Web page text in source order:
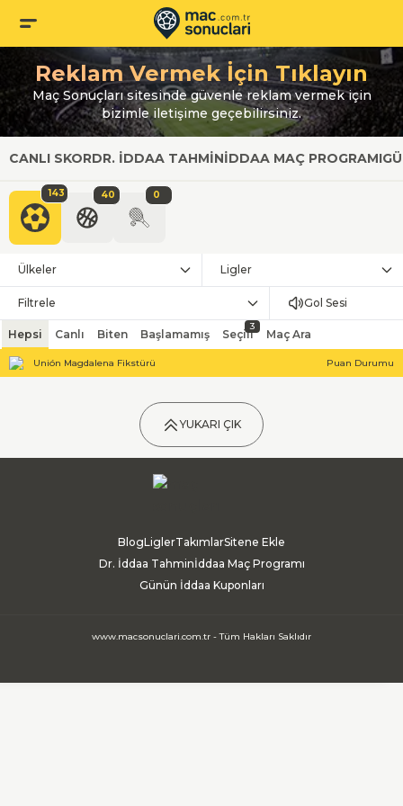
Reklam Vermek İçin Tıklayın
Maç Sonuçları sitesinde güvenle reklam vermek için
bizimle iletişime geçebilirsiniz.
CANLI SKORDR. İDDAA TAHMINİDDAA MAÇ PROGRAMI
143 40 0
Ülkeler Ligler
Filtrele Gol Sesi
Hepsi Canlı Biten Başlamamış Seçili
3
Maç Ara
Unión Magdalena Fikstürü Puan Durumu
YUKARI ÇIK
BlogLiglerTakımlarSitene Ekle
Dr. İddaa Tahminİddaa Maç Programı
Günün İddaa Kuponları
www.macsonuclari.com.tr - Tüm Hakları Saklıdır